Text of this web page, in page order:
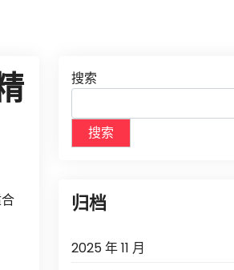
搜索
搜索
归档
2025 年 11 月